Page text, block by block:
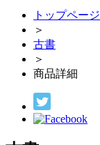
トップページ
＞
古書
＞
商品詳細